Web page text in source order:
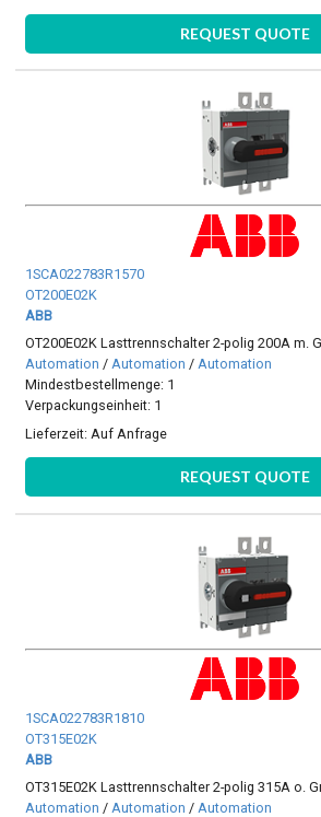
REQUEST QUOTE
1SCA022783R1570
OT200E02K
ABB
OT200E02K Lasttrennschalter 2-polig 200A m.
Automation /Automation /Automation
Mindestbestellmenge: 1
Verpackungseinheit: 1
Lieferzeit: Auf Anfrage
REQUEST QUOTE
1SCA022783R1810
OT315E02K
ABB
OT315E02K Lasttrennschalter 2-polig 315A o.
Automation / Automation / Automation